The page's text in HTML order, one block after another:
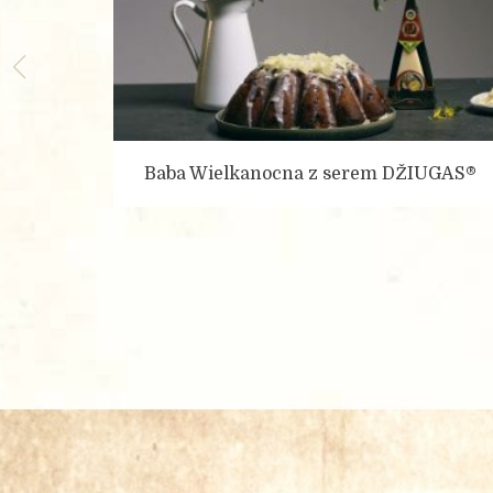
Baba Wielkanocna z serem DŽIUGAS®
Państwa dane osobowe
internetowego oraz